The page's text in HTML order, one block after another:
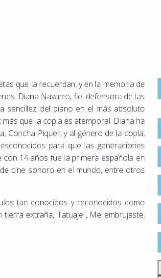
que la recuerdan, y en la memoria de
Diana Navarro, fiel defensora de las
sencillez del piano en el más absoluto
que la copla es atemporal. Diana ha
Concha Piquer, y al género de la copla,
para que las generaciones
14 años fue la primera española en
cine sonoro en el mundo, entre otros
tan conocidos y reconocidos como
extraña, Tatuaje , Me embrujaste,